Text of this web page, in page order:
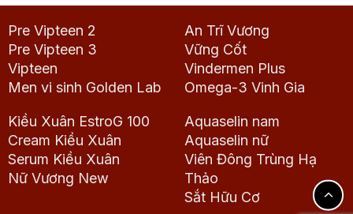
Pre Vipteen 2
Pre Vipteen 3
Vipteen
Men vi sinh Golden Lab
An Trĩ Vương
Vững Cốt
Vindermen Plus
Omega-3 Vinh Gia
Kiều Xuân EstroG 100
Cream Kiều Xuân
Serum Kiều Xuân
Nữ Vương New
Aquaselin nam
Aquaselin nữ
Viên Đông Trùng Hạ
Thảo
Sắt Hữu Cơ